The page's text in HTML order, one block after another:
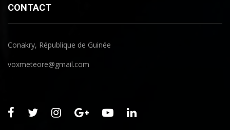
CONTACT
Conakry, République de Guinée
voxmeteore@gmail.com